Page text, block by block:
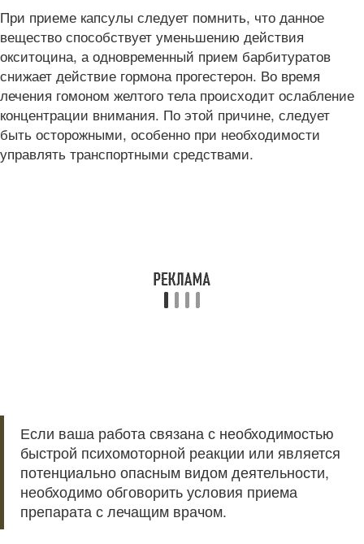
При приеме капсулы следует помнить, что данное
вещество способствует уменьшению действия
окситоцина, а одновременный прием барбитуратов
снижает действие гормона прогестерон. Во время
лечения гомоном желтого тела происходит ослабление
концентрации внимания. По этой причине, следует
быть осторожными, особенно при необходимости
управлять транспортными средствами.
Если ваша работа связана с необходимостью
быстрой психомоторной реакции или является
потенциально опасным видом деятельности,
необходимо обговорить условия приема
препарата с лечащим врачом.